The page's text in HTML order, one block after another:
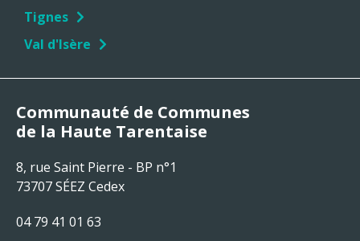
Tignes
Val d'Isère
Communauté de Communes
de la Haute Tarentaise
8, rue Saint Pierre - BP n°1
73707 SÉEZ Cedex
04 79 41 01 63